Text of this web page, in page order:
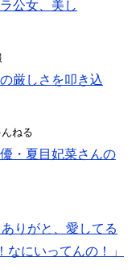
公女、美し
厳しさを叩き込
ねる
・夏目妃菜さんの
りがと、愛してる
なにいってんの！」